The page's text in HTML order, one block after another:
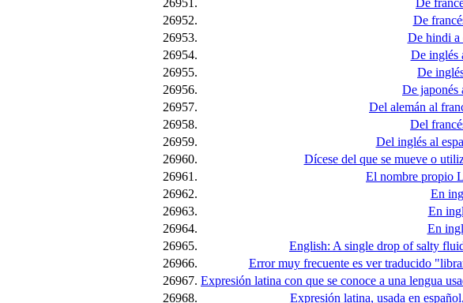
26952.
De
26953.
De hindi a
26954.
De inglés
26955.
De
26956.
De japonés
26957.
Del alemán al
26958.
Del
26959.
Del inglés al
26960.
Dícese del que se mueve o
26961.
El nombre propio
26962.
En
26963.
En
26964.
En
26965.
English: A single drop of salty
26966.
Error muy frecuente es ver traducido
26967. Expresión latina con que se conoce a una lengua
26968.
Expresión latina, usada en